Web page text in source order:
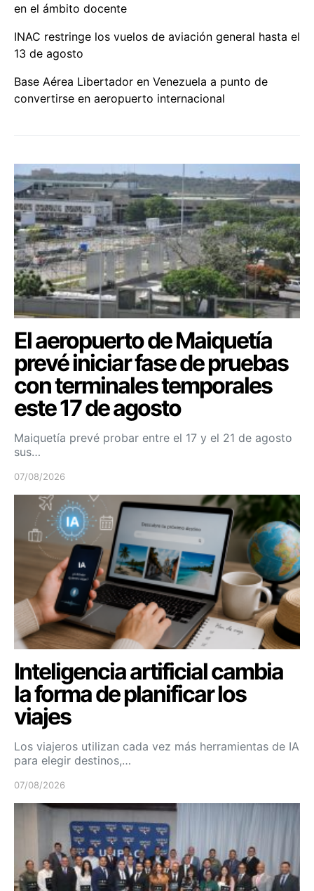
en el ámbito docente
INAC restringe los vuelos de aviación general hasta el
13 de agosto
Base Aérea Libertador en Venezuela a punto de
convertirse en aeropuerto internacional
El aeropuerto de Maiquetía
prevé iniciar fase de pruebas
con terminales temporales
este 17 de agosto
Maiquetía prevé probar entre el 17 y el 21 de agosto
sus…
07/08/2026
Inteligencia artificial cambia
la forma de planificar los
viajes
Los viajeros utilizan cada vez más herramientas de IA
para elegir destinos,…
07/08/2026